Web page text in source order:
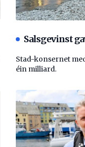
Salsgevinst
Stad-konsernet
éin milliard.